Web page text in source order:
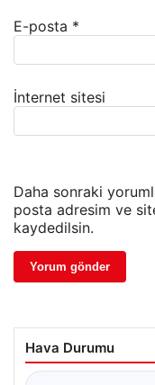
E-posta *
İnternet sitesi
Daha sonraki
posta adresim ve
kaydedilsin.
Hava Durumu